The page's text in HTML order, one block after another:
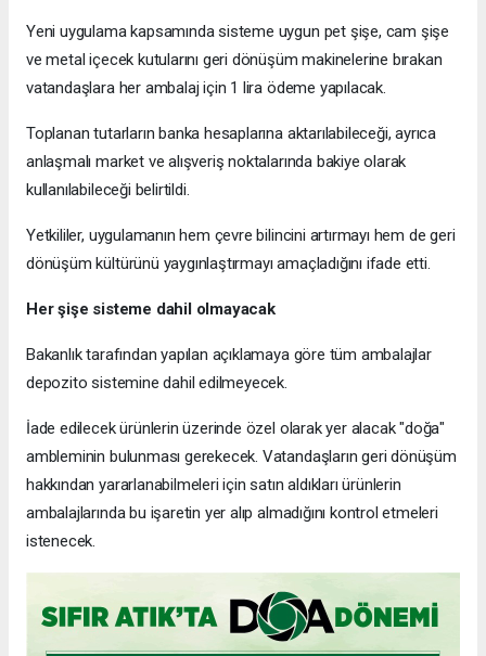
Yeni uygulama kapsamında sisteme uygun pet şişe, cam şişe
ve metal içecek kutularını geri dönüşüm makinelerine bırakan
vatandaşlara her ambalaj için 1 lira ödeme yapılacak.
Toplanan tutarların banka hesaplarına aktarılabileceği, ayrıca
anlaşmalı market ve alışveriş noktalarında bakiye olarak
kullanılabileceği belirtildi.
Yetkililer, uygulamanın hem çevre bilincini artırmayı hem de geri
dönüşüm kültürünü yaygınlaştırmayı amaçladığını ifade etti.
Her şişe sisteme dahil olmayacak
Bakanlık tarafından yapılan açıklamaya göre tüm ambalajlar
depozito sistemine dahil edilmeyecek.
İade edilecek ürünlerin üzerinde özel olarak yer alacak "doğa"
ambleminin bulunması gerekecek. Vatandaşların geri dönüşüm
hakkından yararlanabilmeleri için satın aldıkları ürünlerin
ambalajlarında bu işaretin yer alıp almadığını kontrol etmeleri
istenecek.